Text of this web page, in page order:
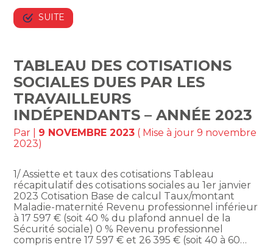
SUITE
TABLEAU DES COTISATIONS
SOCIALES DUES PAR LES
TRAVAILLEURS
INDÉPENDANTS – ANNÉE 2023
Par 9 NOVEMBRE 2023 ( Mise à jour 9 novembre
2023)
1/ Assiette et taux des cotisations Tableau
récapitulatif des cotisations sociales au 1er janvier
2023 Cotisation Base de calcul Taux/montant
Maladie-maternité Revenu professionnel inférieur
à 17 597 € (soit 40 % du plafond annuel de la
Sécurité sociale) 0 % Revenu professionnel
compris entre 17 597 € et 26 395 € (soit 40 à 60…